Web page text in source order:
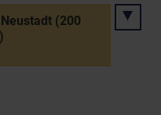
(200